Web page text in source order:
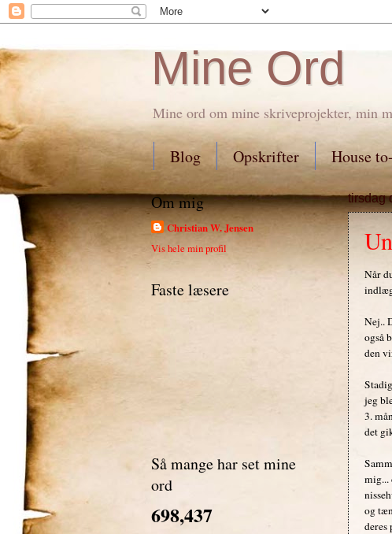
Mine Ord
Mine ord om mine skriveprojekter, min
Blog Opskrifter House
tirsdag
Når
Nej..
også
den
jeg
3.
det
mig...
og
Om mig
Christian W. Jensen
Vis hele min profil
Faste læsere
Så mange har set mine
ord
698,437